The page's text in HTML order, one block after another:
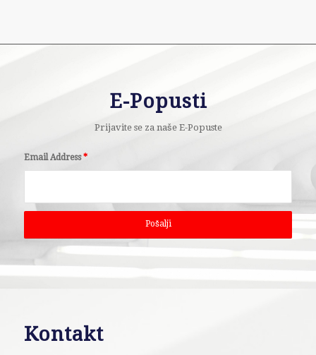
E-Popusti
Prijavite se za naše E-Popuste
Email Address*
Kontakt